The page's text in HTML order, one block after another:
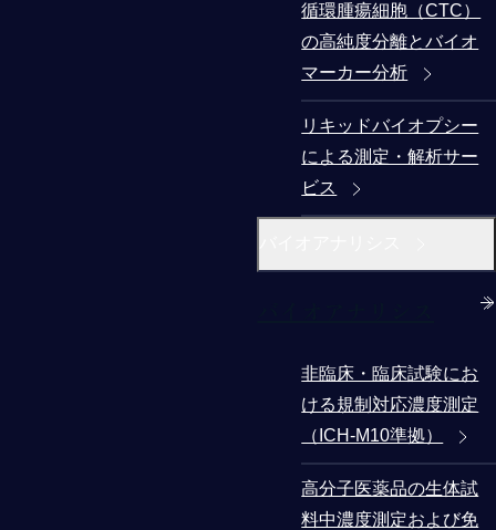
循環腫瘍細胞（CTC）
の高純度分離とバイオ
マーカー分析
リキッドバイオプシー
による測定・解析サー
ビス
非臨床・臨床試験にお
ける規制対応濃度測定
（ICH-M10準拠）
高分子医薬品の生体試
料中濃度測定および免